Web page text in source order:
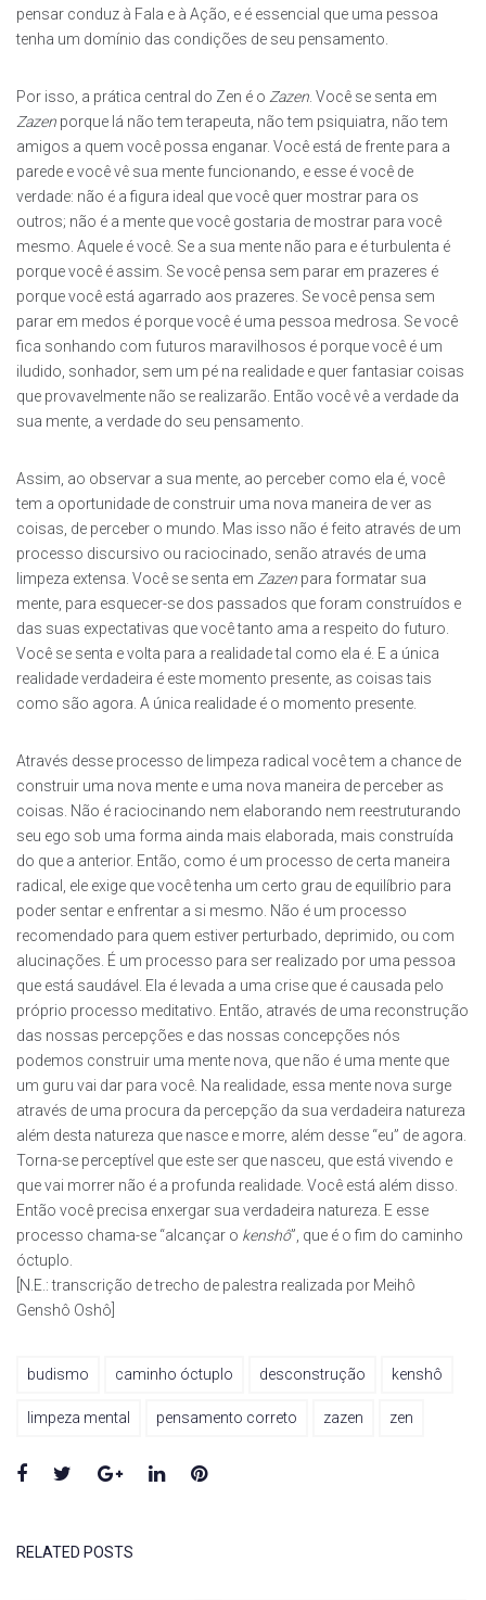
pensar conduz à Fala e à Ação, e é essencial que uma pessoa
tenha um domínio das condições de seu pensamento.
Por isso, a prática central do Zen é o Zazen. Você se senta em
Zazen porque lá não tem terapeuta, não tem psiquiatra, não tem
amigos a quem você possa enganar. Você está de frente para a
parede e você vê sua mente funcionando, e esse é você de
verdade: não é a figura ideal que você quer mostrar para os
outros; não é a mente que você gostaria de mostrar para você
mesmo. Aquele é você. Se a sua mente não para e é turbulenta é
porque você é assim. Se você pensa sem parar em prazeres é
porque você está agarrado aos prazeres. Se você pensa sem
parar em medos é porque você é uma pessoa medrosa. Se você
fica sonhando com futuros maravilhosos é porque você é um
iludido, sonhador, sem um pé na realidade e quer fantasiar coisas
que provavelmente não se realizarão. Então você vê a verdade da
sua mente, a verdade do seu pensamento.
Assim, ao observar a sua mente, ao perceber como ela é, você
tem a oportunidade de construir uma nova maneira de ver as
coisas, de perceber o mundo. Mas isso não é feito através de um
processo discursivo ou raciocinado, senão através de uma
limpeza extensa. Você se senta em Zazen para formatar sua
mente, para esquecer-se dos passados que foram construídos e
das suas expectativas que você tanto ama a respeito do futuro.
Você se senta e volta para a realidade tal como ela é. E a única
realidade verdadeira é este momento presente, as coisas tais
como são agora. A única realidade é o momento presente.
Através desse processo de limpeza radical você tem a chance de
construir uma nova mente e uma nova maneira de perceber as
coisas. Não é raciocinando nem elaborando nem reestruturando
seu ego sob uma forma ainda mais elaborada, mais construída
do que a anterior. Então, como é um processo de certa maneira
radical, ele exige que você tenha um certo grau de equilíbrio para
poder sentar e enfrentar a si mesmo. Não é um processo
recomendado para quem estiver perturbado, deprimido, ou com
alucinações. É um processo para ser realizado por uma pessoa
que está saudável. Ela é levada a uma crise que é causada pelo
próprio processo meditativo. Então, através de uma reconstrução
das nossas percepções e das nossas concepções nós
podemos construir uma mente nova, que não é uma mente que
um guru vai dar para você. Na realidade, essa mente nova surge
através de uma procura da percepção da sua verdadeira natureza
além desta natureza que nasce e morre, além desse “eu” de agora.
Torna-se perceptível que este ser que nasceu, que está vivendo e
que vai morrer não é a profunda realidade. Você está além disso.
Então você precisa enxergar sua verdadeira natureza. E esse
processo chama-se “alcançar o kenshô”, que é o fim do caminho
óctuplo.
[N.E.: transcrição de trecho de palestra realizada por Meihô
Genshô Oshô]
budismo caminho óctuplo desconstrução kenshô
limpeza mental pensamento correto zazen zen
Facebook
TwitterGoogle+LinkedInPinterest
RELATED POSTS